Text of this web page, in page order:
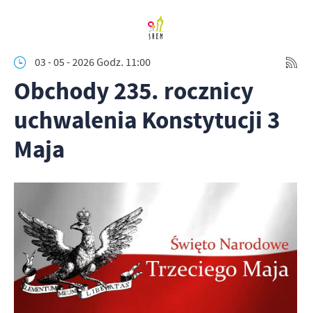
03 - 05 - 2026 Godz. 11:00
Obchody 235. rocznicy
uchwalenia Konstytucji 3
Maja